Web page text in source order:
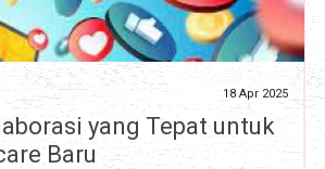
18 Apr 2025
yang Tepat untuk
Baru